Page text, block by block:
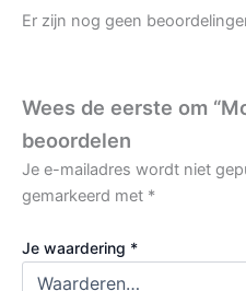
Er zijn nog geen
Wees de eerste om
beoordelen
Je e-mailadres wordt niet
gemarkeerd met *
Je waardering *